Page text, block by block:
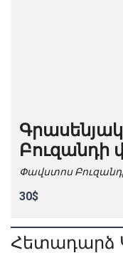
Բուզանդի
Փավստոս Բուզանդի
30$
Հետադարձ